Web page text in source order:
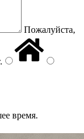
Пожалуйста,
.
время.